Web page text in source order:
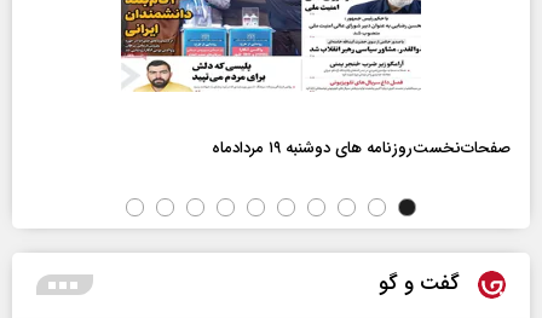
صفحات‌نخست‌روزنامه ها‌ی دوشنبه ۱۹ مردادماه
گفت و گو